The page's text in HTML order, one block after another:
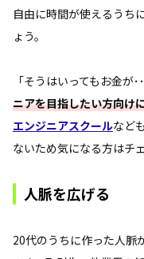
自由に時間が使えるうち
ょう。
「そうはいってもお金が･
ニアを目指したい方向け
エンジニアスクールなど
ないため気になる方はチ
人脈を広げる
20代のうちに作った人脈